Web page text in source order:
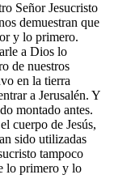
Señor Jesucristo
demuestran que
y lo primero.
a Dios lo
de nuestros
en la tierra
a Jerusalén. Y
montado antes.
cuerpo de Jesús,
sido utilizadas
tampoco
lo primero y lo